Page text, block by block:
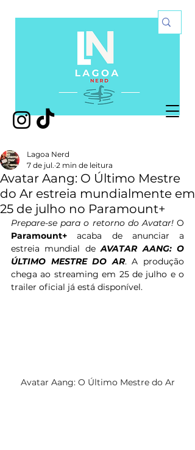
Avatar Aang: O Último Mestre
do Ar estreia mundialmente em
25 de julho no Paramount+
Lagoa Nerd
7 de jul. 2 min de leitura
Prepare-se para o retorno do Avatar!
Paramount+ acaba de anunciar a
estreia mundial de AVATAR AANG: O
ÚLTIMO MESTRE DO AR. A produção
chega ao streaming em 25 de julho e o
trailer oficial já está disponível.
Avatar Aang: O Último Mestre do Ar